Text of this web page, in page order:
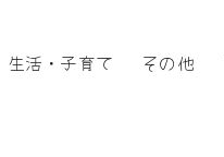
生活・子育て その他